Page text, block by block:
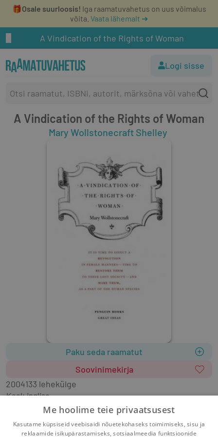
🎁Osale suurloosis! Iga raamatuvahetus on uus võimalus
võita. Vaata lähemalt ➔
A Vindication of the Rights of Woman
Logi sisse
A Vindication of the Rights of Woman
Mary Wollstonecraft Shelley
Paku seda raamatut
Soovinimekirja
2004133 lehekülge
Keel: inglise
A Vindication of the Rights of Woman - Penguin
Me hoolime teie privaatsusest
Kasutame küpsiseid veebisaidi nõuetekohaseks toimimiseks, sisu ja
reklaamide isikupärastamiseks, sotsiaalmeedia funktsioonide